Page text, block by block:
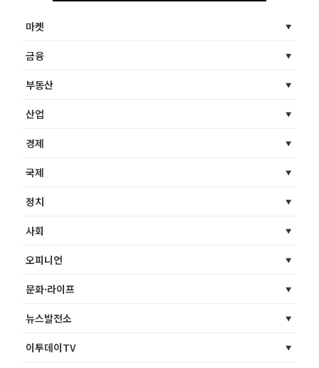
마켓
금융
부동산
산업
경제
국제
정치
사회
오피니언
문화·라이프
뉴스발전소
이투데이TV